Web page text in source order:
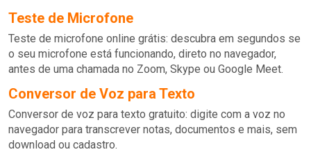
Teste de Microfone
Teste de microfone online grátis: descubra em segundos se
o seu microfone está funcionando, direto no navegador,
antes de uma chamada no Zoom, Skype ou Google Meet.
Conversor de Voz para Texto
Conversor de voz para texto gratuito: digite com a voz no
navegador para transcrever notas, documentos e mais, sem
download ou cadastro.